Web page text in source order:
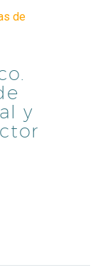
de
y